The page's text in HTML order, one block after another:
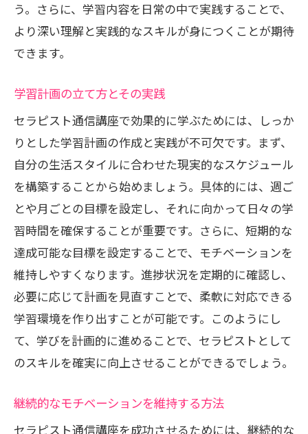
う。さらに、学習内容を日常の中で実践することで、
より深い理解と実践的なスキルが身につくことが期待
できます。
学習計画の立て方とその実践
セラピスト通信講座で効果的に学ぶためには、しっか
りとした学習計画の作成と実践が不可欠です。まず、
自分の生活スタイルに合わせた現実的なスケジュール
を構築することから始めましょう。具体的には、週ご
とや月ごとの目標を設定し、それに向かって日々の学
習時間を確保することが重要です。さらに、短期的な
達成可能な目標を設定することで、モチベーションを
維持しやすくなります。進捗状況を定期的に確認し、
必要に応じて計画を見直すことで、柔軟に対応できる
学習環境を作り出すことが可能です。このようにし
て、学びを計画的に進めることで、セラピストとして
のスキルを確実に向上させることができるでしょう。
継続的なモチベーションを維持する方法
セラピスト通信講座を成功させるためには、継続的な